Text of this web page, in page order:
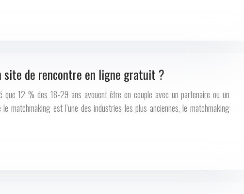
site de rencontre en ligne gratuit ?
que 12 % des 18-29 ans avouent être en couple avec un partenaire ou un
matchmaking est l’une des industries les plus anciennes, le matchmaking